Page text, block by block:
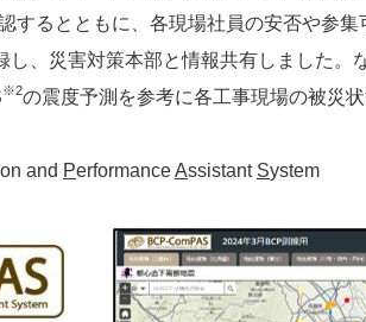
するとともに、各現場社員の安否や参
、災害対策本部と情報共有しました。
※2の震度予測を参考に各工事現場の被災状
and PerformanceAssistant System